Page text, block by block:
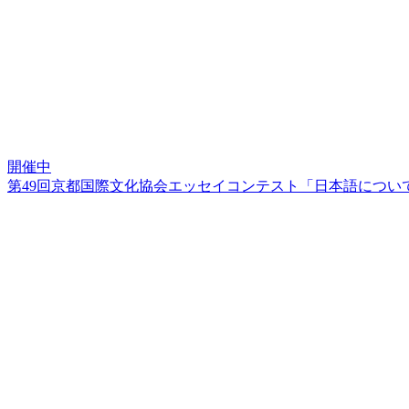
開催中
第49回京都国際文化協会エッセイコンテスト「日本語につい